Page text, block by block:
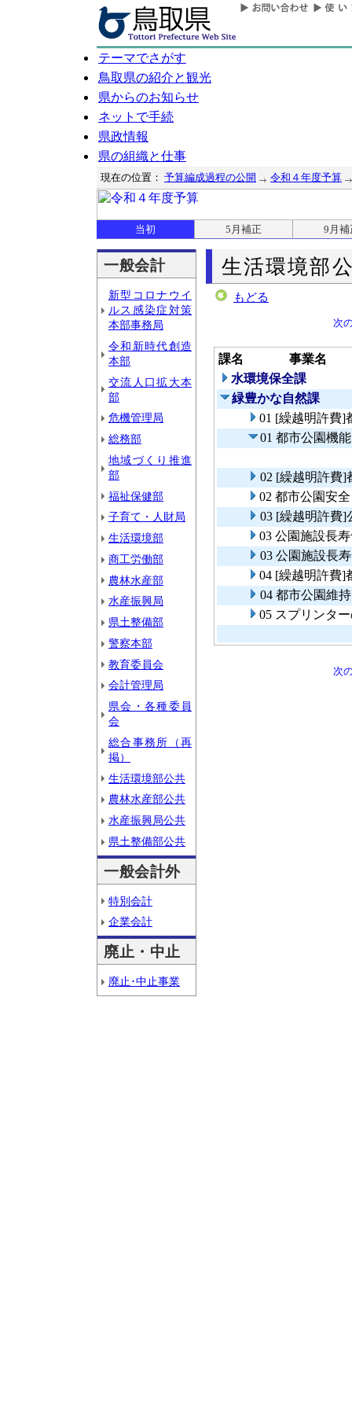
テーマでさがす
鳥取県の紹介と観光
県からのお知らせ
ネットで手続
県政情報
県の組織と仕事
現在の位置： 予算編成過程の公開 令和４年度予算
当初 5月補正 9月補
一般会計
新型コロナウイ
ルス感染症対策
本部事務局
令和新時代創造
本部
交流人口拡大本
部
危機管理局
総務部
地域づくり推進
部
福祉保健部
子育て・人財局
生活環境部
商工労働部
農林水産部
水産振興局
県土整備部
警察本部
教育委員会
会計管理局
県会・各種委員
会
総合事務所（再
掲）
生活環境部公共
農林水産部公共
水産振興局公共
県土整備部公共
一般会計外
特別会計
企業会計
廃止・中止
廃止･中止事業
生活環境部
もどる
次
課名
事業名
水環境保全課
緑豊かな自然課
01 [繰越明許費]
01 都市公園機
02 [繰越明許費]
02 都市公園安
03 [繰越明許費]
03 公園施設長
03 公園施設長
04 [繰越明許費]
04 都市公園維
05 スプリンタ
次